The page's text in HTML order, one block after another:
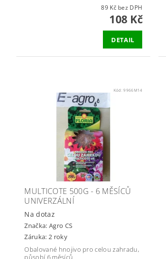
89 Kč bez DPH
108 Kč
DETAIL
Kód:9966M14
MULTICOTE 500G - 6 MĚSÍCŮ
UNIVERZÁLNÍ
Na dotaz
Značka: Agro CS
Záruka: 2 roky
Obalované hnojivo pro celou zahradu,
působí 6 měsíců.